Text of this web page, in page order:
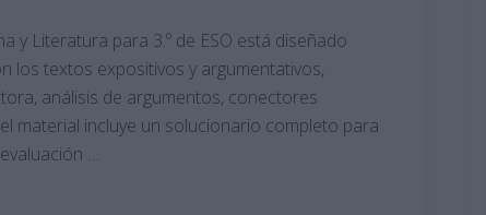
y Literatura para 3.º de ESO está diseñado
los textos expositivos y argumentativos,
análisis de argumentos, conectores
material incluye un solucionario completo para
…